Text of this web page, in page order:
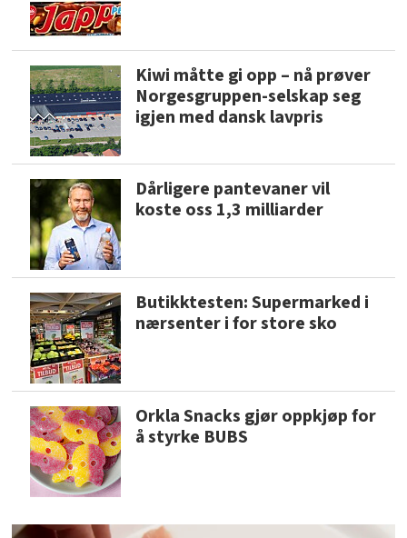
Kiwi måtte gi opp – nå prøver
Norgesgruppen-selskap seg
igjen med dansk lavpris
Dårligere pantevaner vil
koste oss 1,3 milliarder
Butikktesten: Supermarked i
nærsenter i for store sko
Orkla Snacks gjør oppkjøp for
å styrke BUBS